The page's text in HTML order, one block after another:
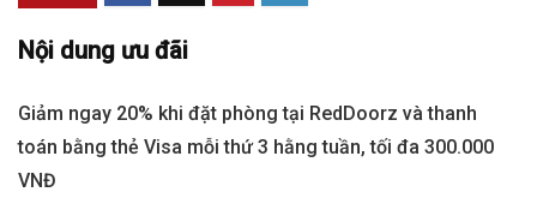
Nội dung ưu đãi
Giảm ngay 20% khi đặt phòng tại RedDoorz và thanh
toán bằng thẻ Visa mỗi thứ 3 hằng tuần, tối đa 300.000
VNĐ